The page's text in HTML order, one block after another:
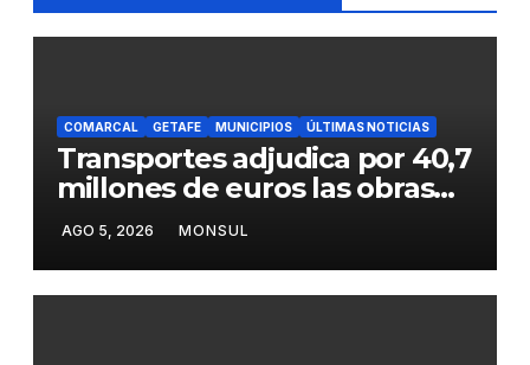
COMARCAL GETAFE MUNICIPIOS ÚLTIMAS NOTICIAS
Transportes adjudica por 40,7
millones de euros las obras
para mejorar la accesibilidad
del transporte público en la
A-4 en Getafe
AGO 5, 2026 MONSUL